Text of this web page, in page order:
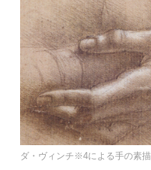
ダ・ヴィンチ※4による手の素描